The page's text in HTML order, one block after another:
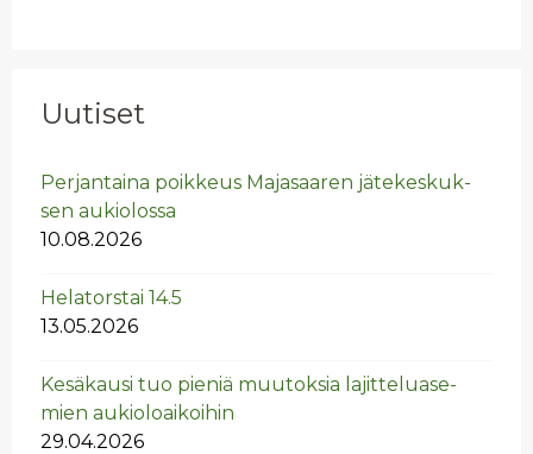
Uutiset
Per­jan­tai­na poik­keus Ma­ja­saa­ren jä­te­kes­kuk­
sen au­kio­los­sa
10.08.2026
He­la­tors­tai 14.5
13.05.2026
Ke­sä­kausi tuo pie­niä muu­tok­sia la­jit­te­lua­se­
mien au­kio­loai­koi­hin
29.04.2026